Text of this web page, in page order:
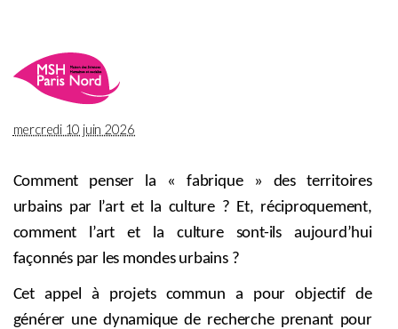
mercredi 10 juin 2026
Comment penser la « fabrique » des territoires
urbains par l’art et la culture ? Et, réciproquement,
comment l’art et la culture sont-ils aujourd’hui
façonnés par les mondes urbains ?
Cet appel à projets commun a pour objectif de
générer une dynamique de recherche prenant pour